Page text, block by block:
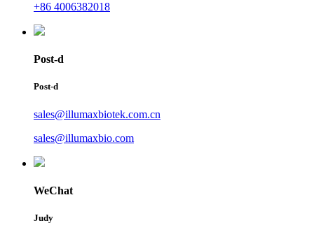
+86 4006382018
Post-d
Post-d
sales@illumaxbiotek.com.cn
sales@illumaxbio.com
WeChat
Judy